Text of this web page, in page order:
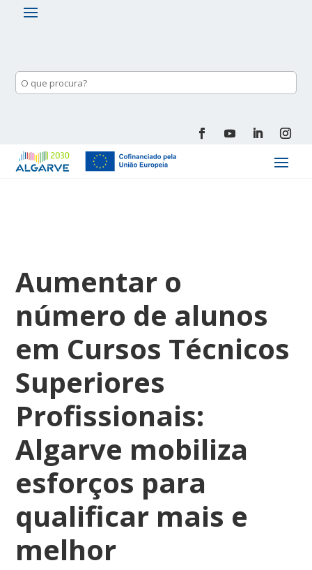
Aumentar o
número de alunos
em Cursos Técnicos
Superiores
Profissionais:
Algarve mobiliza
esforços para
qualificar mais e
melhor